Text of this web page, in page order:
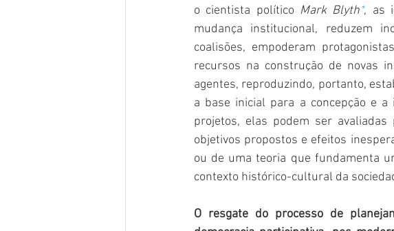
o cientista político Mark Blyth*, as
mudança institucional, reduzem
coalisões, empoderam
recursos na construção de novas
agentes, reproduzindo, portanto,
a base inicial para a concepção e
projetos, elas podem ser
objetivos propostos e efeitos
ou de uma teoria que fundamenta
contexto histórico-cultural da
O resgate do processo de